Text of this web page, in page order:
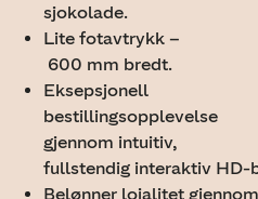
sjokolade.
Lite fotavtrykk –
600 mm bredt.
Eksepsjonell
bestillingsopplevelse
gjennom intuitiv,
fullstendig interaktiv HD-
Belønner lojalitet